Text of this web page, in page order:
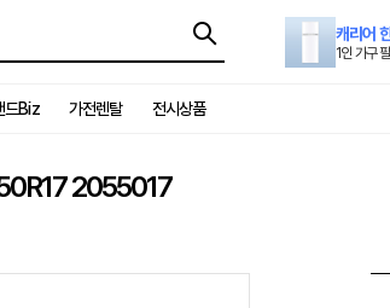
캐리어
1인 가구
드Biz 가전렌탈 전시상품
2055017